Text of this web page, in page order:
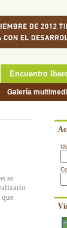
Encuentro
Galería
se